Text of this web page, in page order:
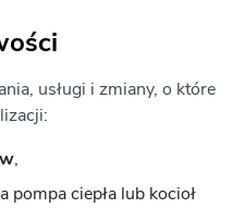
usługi i zmiany, o które
,
pompa ciepła lub kocioł